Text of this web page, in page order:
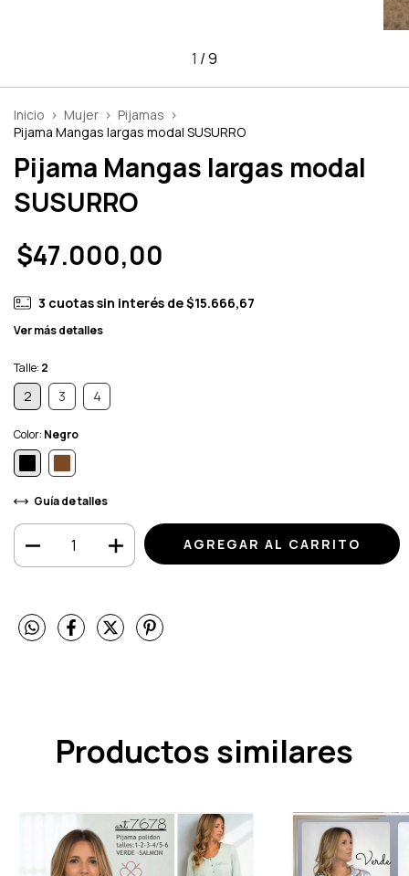
1 /9
Inicio > Mujer > Pijamas >
Pijama Mangas largas modal SUSURRO
Pijama Mangas largas modal
SUSURRO
$47.000,00
3 cuotas sin interés de$15.666,67
Ver más detalles
Talle: 2
2 3 4
Color: Negro
Guía de talles
Productos similares